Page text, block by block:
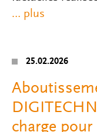
25.02.2026
charge pour